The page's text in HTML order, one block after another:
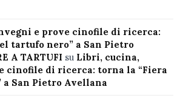
e prove cinofile di ricerca:
tartufo nero” a San Pietro
A TARTUFI su Libri, cucina,
cinofile di ricerca: torna la “Fiera
San Pietro Avellana